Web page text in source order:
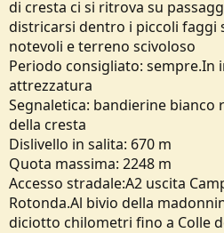
di cresta ci si ritrova su
districarsi dentro i piccoli faggi
notevoli e terreno scivoloso
Periodo consigliato: sempre.In
attrezzatura
Segnaletica: bandierine bianco
della cresta
Dislivello in salita: 670 m
Quota massima: 2248 m
Accesso stradale:A2 uscita
Rotonda.Al bivio della
diciotto chilometri fino a Colle